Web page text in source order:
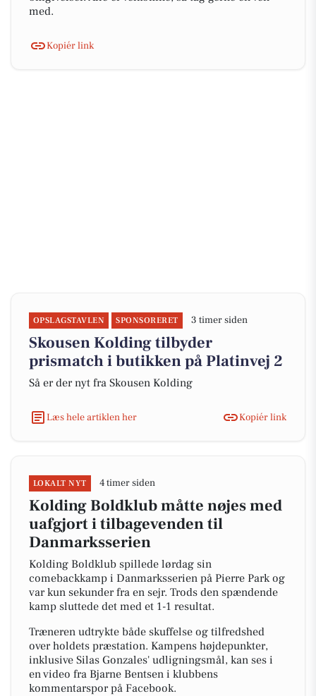
med.
Kopiér link
OPSLAGSTAVLEN SPONSORERET 3 timer siden
Skousen Kolding tilbyder
prismatch i butikken på Platinvej 2
Så er der nyt fra Skousen Kolding
Læs hele artiklen her Kopiér link
LOKALT NYT 4 timer siden
Kolding Boldklub måtte nøjes med
uafgjort i tilbagevenden til
Danmarksserien
Kolding Boldklub spillede lørdag sin
comebackkamp i Danmarksserien på Pierre Park og
var kun sekunder fra en sejr. Trods den spændende
kamp sluttede det med et 1-1 resultat.
Træneren udtrykte både skuffelse og tilfredshed
over holdets præstation. Kampens højdepunkter,
inklusive Silas Gonzales' udligningsmål, kan ses i
en video fra Bjarne Bentsen i klubbens
kommentarspor på Facebook.